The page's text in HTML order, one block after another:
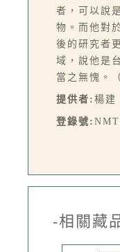
者，可以說
物。而他對
後的研究者
域，說他是
當之無愧。
提供者: 楊建
登錄號:
-相關藏